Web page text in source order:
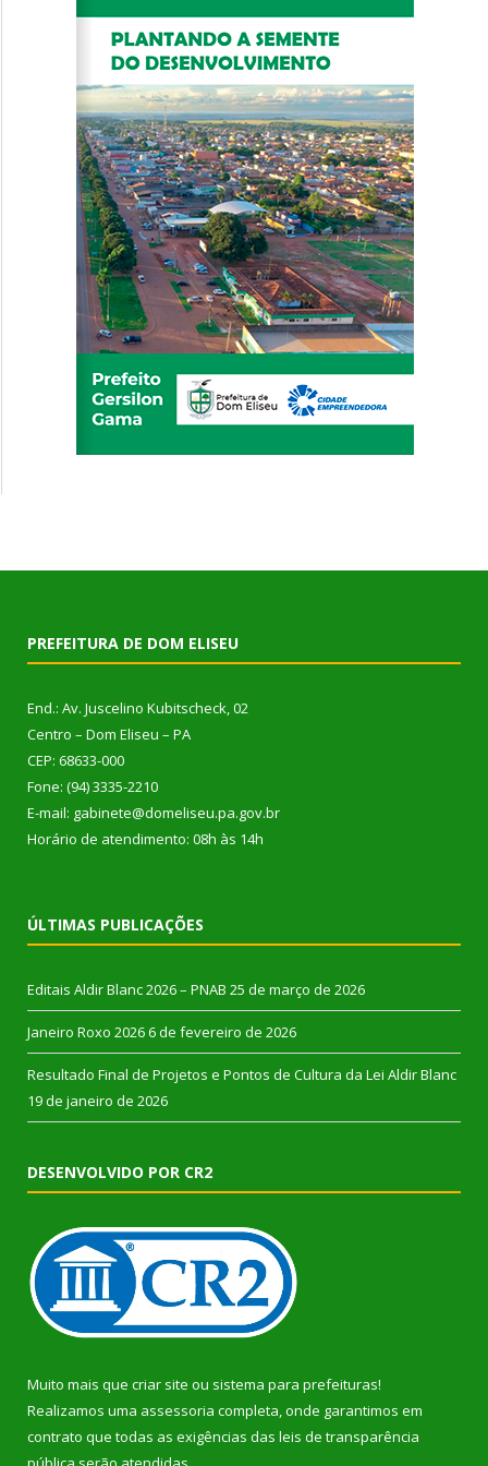
PREFEITURA DE DOM ELISEU
End.: Av. Juscelino Kubitscheck, 02
Centro – Dom Eliseu – PA
CEP: 68633-000
Fone: (94) 3335-2210
E-mail: gabinete@domeliseu.pa.gov.br
Horário de atendimento: 08h às 14h
ÚLTIMAS PUBLICAÇÕES
Editais Aldir Blanc 2026 – PNAB 25 de março de 2026
Janeiro Roxo 2026 6 de fevereiro de 2026
Resultado Final de Projetos e Pontos de Cultura da Lei Aldir Blanc
19 de janeiro de 2026
DESENVOLVIDO POR CR2
Muito mais que criar site ou sistema para prefeituras!
Realizamos uma assessoria completa, onde garantimos em
contrato que todas as exigências das leis de transparência